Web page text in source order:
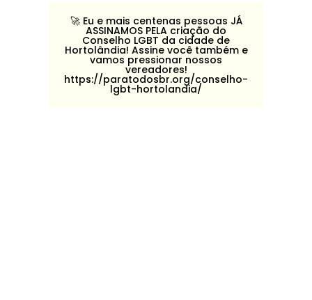
🚀️ Eu e mais centenas pessoas JÁ
ASSINAMOS PELA criação do
Conselho LGBT da cidade de
Hortolândia! Assine você também e
vamos pressionar nossos
vereadores!
https://paratodosbr.org/conselho-
lgbt-hortolandia/